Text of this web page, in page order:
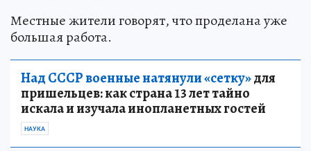
Местные жители говорят, что проделана уже
большая работа.
Над СССР военные натянули «сетку»для
пришельцев: как страна 13 лет тайно
искала и изучала инопланетных гостей
НАУКА